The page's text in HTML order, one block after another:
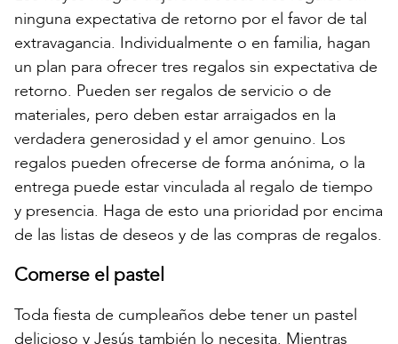
ninguna expectativa de retorno por el favor de tal
extravagancia. Individualmente o en familia, hagan
un plan para ofrecer tres regalos sin expectativa de
retorno. Pueden ser regalos de servicio o de
materiales, pero deben estar arraigados en la
verdadera generosidad y el amor genuino. Los
regalos pueden ofrecerse de forma anónima, o la
entrega puede estar vinculada al regalo de tiempo
y presencia. Haga de esto una prioridad por encima
de las listas de deseos y de las compras de regalos.
Comerse el pastel
Toda fiesta de cumpleaños debe tener un pastel
delicioso y Jesús también lo necesita. Mientras